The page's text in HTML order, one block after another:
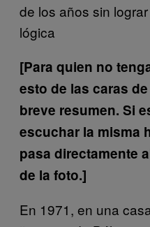
de los años sin
lógica
[Para quien no
esto de las caras
breve resumen. Si
escuchar la misma
pasa directamente
de la foto.]
En 1971, en una